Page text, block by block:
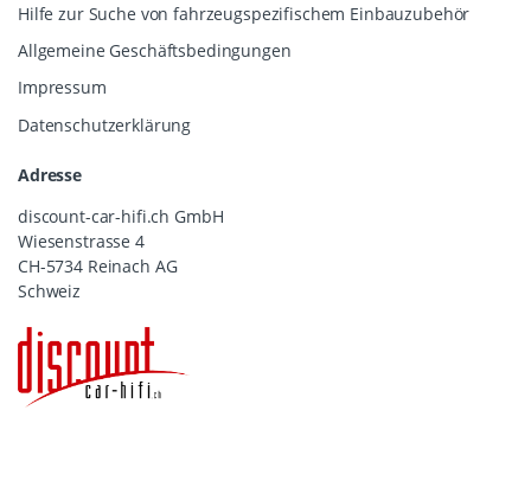
Hilfe zur Suche von fahrzeugspezifischem Einbauzubehör
Allgemeine Geschäftsbedingungen
Impressum
Datenschutzerklärung
Adresse
discount-car-hifi.ch GmbH
Wiesenstrasse 4
CH-5734 Reinach AG
Schweiz